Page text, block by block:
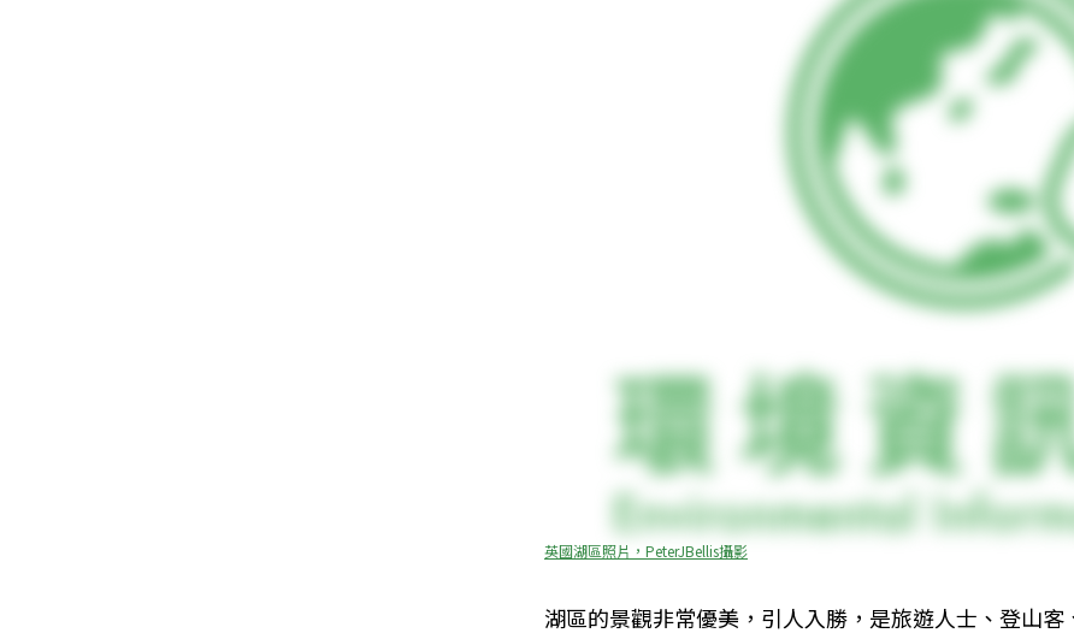
英國湖區照片，PeterJBellis攝影
湖區的景觀非常優美，引人入勝，是旅遊人士、登山